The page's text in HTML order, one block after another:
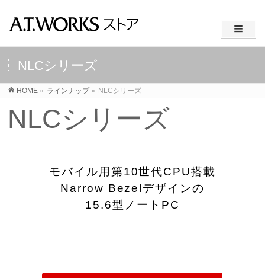
NLCシリーズ
HOME » ラインナップ» NLCシリーズ
NLCシリーズ
モバイル用第10世代CPU搭載
Narrow Bezelデザインの
15.6型ノートPC